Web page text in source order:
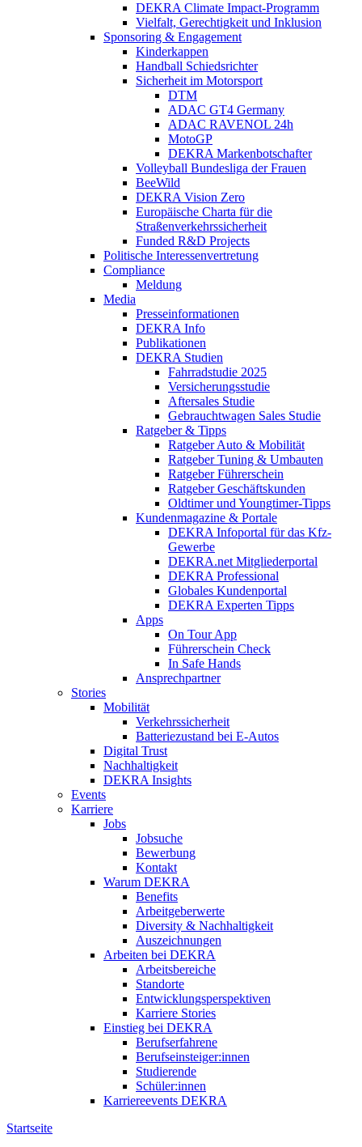
DEKRA Climate Impact-Programm
Vielfalt, Gerechtigkeit und Inklusion​
Sponsoring & Engagement
Kinderkappen
Handball Schiedsrichter
Sicherheit im Motorsport
DTM
ADAC GT4 Germany
ADAC RAVENOL 24h
MotoGP
DEKRA Markenbotschafter
Volleyball Bundesliga der Frauen
BeeWild
DEKRA Vision Zero
Europäische Charta für die
Straßenverkehrssicherheit
Funded R&D Projects
Politische Interessenvertretung
Compliance
Meldung
Media
Presseinformationen
DEKRA Info
Publikationen
DEKRA Studien
Fahrradstudie 2025
Versicherungsstudie
Aftersales Studie
Gebrauchtwagen Sales Studie
Ratgeber & Tipps
Ratgeber Auto & Mobilität
Ratgeber Tuning & Umbauten
Ratgeber Führerschein
Ratgeber Geschäftskunden
Oldtimer und Youngtimer-Tipps
Kundenmagazine & Portale
DEKRA Infoportal für das Kfz-
Gewerbe
DEKRA.net Mitgliederportal
DEKRA Professional
Globales Kundenportal
DEKRA Experten Tipps
Apps
On Tour App
Führerschein Check
In Safe Hands
Ansprechpartner
Stories
Mobilität
Verkehrssicherheit
Batteriezustand bei E-Autos
Digital Trust
Nachhaltigkeit
DEKRA Insights
Events
Karriere
Jobs
Jobsuche
Bewerbung
Kontakt
Warum DEKRA
Benefits
Arbeitgeberwerte
Diversity & Nachhaltigkeit
Auszeichnungen
Arbeiten bei DEKRA
Arbeitsbereiche
Standorte
Entwicklungsperspektiven
Karriere Stories
Einstieg bei DEKRA
Berufserfahrene
Berufseinsteiger:innen
Studierende
Schüler:innen
Karriereevents DEKRA
Startseite